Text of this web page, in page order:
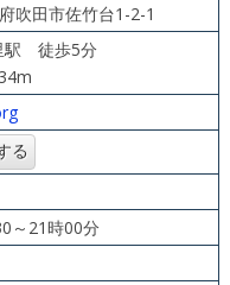
吹田市佐竹台1-2-1
駅 徒歩5分
～21時00分